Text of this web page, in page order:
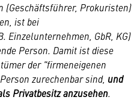
(Geschäftsführer, Prokuristen)
ist bei
Einzelunternehmen, GbR, KG)
Person. Damit ist diese
der "firmeneigenen
zurechenbar sind, und
Privatbesitz anzusehen.